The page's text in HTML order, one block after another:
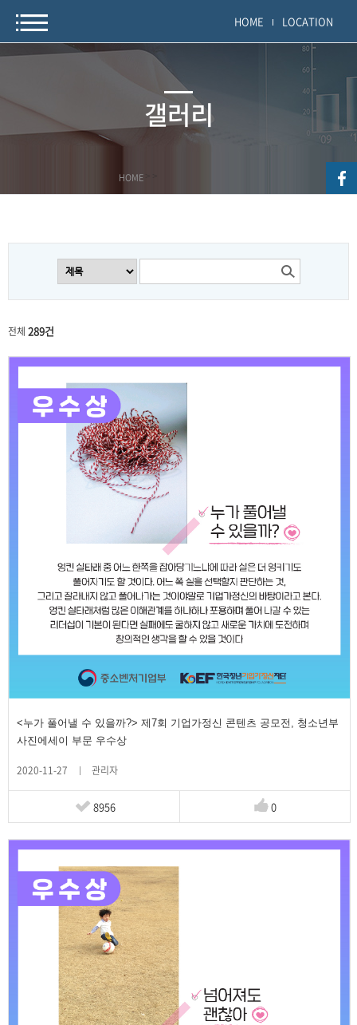
HOME LOCATION
갤러리
HOME > >
전체 289건
<누가 풀어낼 수 있을까?> 제7회 기업가정신 콘텐츠 공모전, 청소년부
사진에세이 부문 우수상
2020-11-27 관리자
8956 0